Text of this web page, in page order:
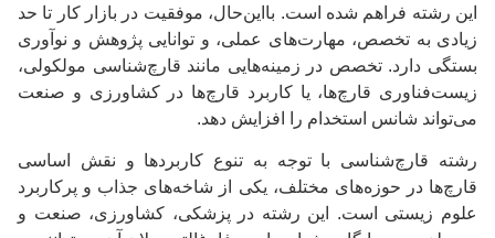
این رشته فراهم شده است. بااین‌حال، موفقیت در بازار کار تا حد
زیادی به تخصص، مهارت‌های عملی، و توانایی پژوهش و نوآوری
بستگی دارد. تخصص در زمینه‌هایی مانند قارچ‌شناسی مولکولی،
زیست‌فناوری قارچ‌ها، یا کاربرد قارچ‌ها در کشاورزی و صنعت
می‌تواند شانس استخدام را افزایش دهد.
رشته قارچ‌شناسی با توجه به تنوع کاربردها و نقش اساسی
قارچ‌ها در حوزه‌های مختلف، یکی از شاخه‌های جذاب و پرکاربرد
علوم زیستی است. این رشته در پزشکی، کشاورزی، صنعت و